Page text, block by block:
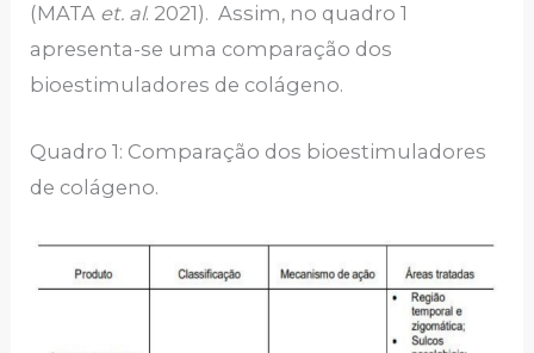
(MATA et. al. 2021). Assim, no quadro 1
apresenta-se uma comparação dos
bioestimuladores de colágeno.
Quadro 1: Comparação dos bioestimuladores
de colágeno.